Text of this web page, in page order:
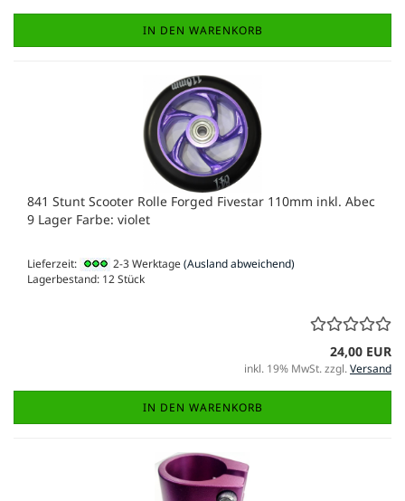
IN DEN WARENKORB
841 Stunt Scooter Rolle Forged Fivestar 110mm inkl. Abec
9 Lager Farbe: violet
Lieferzeit: 2-3 Werktage(Ausland abweichend)
Lagerbestand: 12 Stück
24,00 EUR
inkl. 19% MwSt. zzgl.Versand
IN DEN WARENKORB